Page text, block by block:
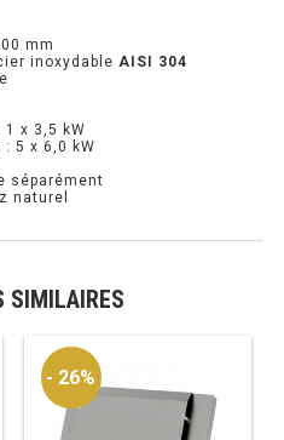
VITRÉE
INOX
INOX
mm
inoxydable AISI 304
x 3,5 kW
5 x 6,0 kW
séparément
naturel
SIMILAIRES
- 26%